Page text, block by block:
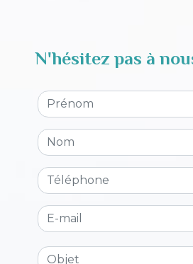
N'hésitez pas à